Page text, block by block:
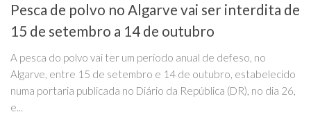
Pesca de polvo no Algarve vai ser interdita de
15 de setembro a 14 de outubro
A pesca do polvo vai ter um período anual de defeso, no
Algarve, entre 15 de setembro e 14 de outubro, estabelecido
numa portaria publicada no Diário da República (DR), no dia 26,
e...